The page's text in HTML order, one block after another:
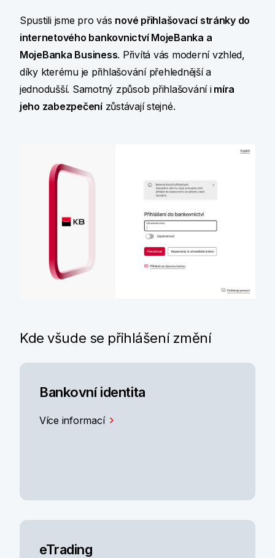
Spustili jsme pro vás nové přihlašovací stránky do
internetového bankovnictví MojeBanka a
MojeBanka Business. Přivítá vás moderní vzhled,
díky kterému je přihlašování přehlednější a
jednodušší. Samotný způsob přihlašování imíra
jeho zabezpečenízůstávají stejné.
Kde všude se přihlášení změní
Bankovní identita
Více informací
eTrading